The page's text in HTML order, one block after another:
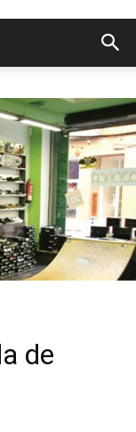
de